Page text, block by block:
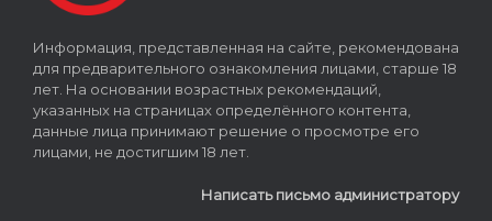
Информация, представленная на сайте, рекомендована
для предварительного ознакомления лицами, старше 18
лет. На основании возрастных рекомендаций,
указанных на страницах определённого контента,
данные лица принимают решение о просмотре его
лицами, не достигшим 18 лет.
Написать письмо администратору